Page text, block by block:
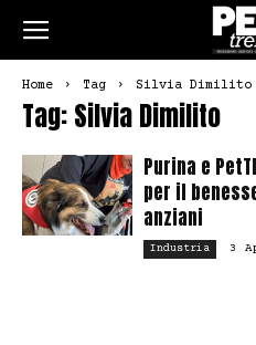
Home Tag Silvia Dimilito
Tag: Silvia Dimilito
Purina e
per il
anziani
Industria 3